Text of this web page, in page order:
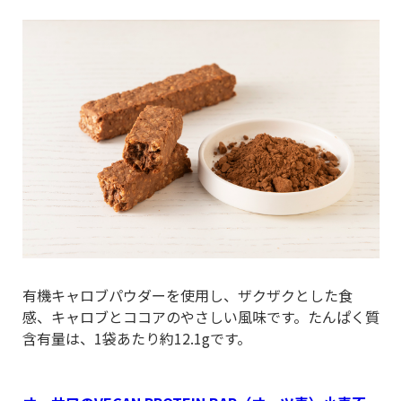
有機キャロブパウダーを使用し、ザクザクとした食
感、キャロブとココアのやさしい風味です。たんぱく質
含有量は、1袋あたり約12.1gです。